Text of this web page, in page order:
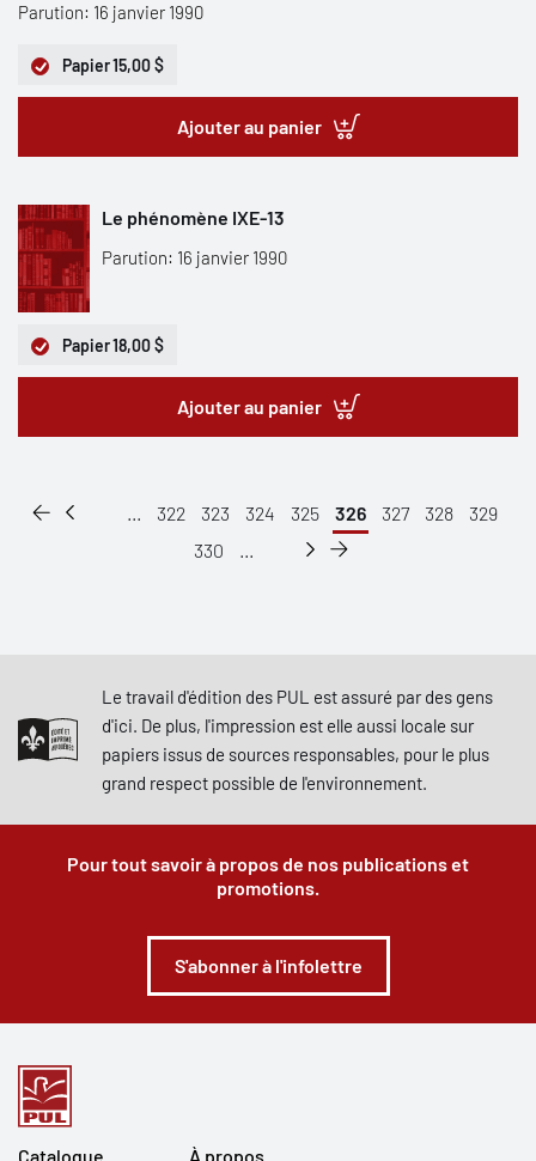
Parution: 16 janvier 1990
Papier15,00 $
Ajouter au panier
Le phénomène IXE-13
Parution: 16 janvier 1990
Papier18,00 $
Ajouter au panier
... 322 323 324 325 326 327 328
329
330
...
Le travail d'édition des PUL est assuré par des gens
d'ici. De plus, l'impression est elle aussi locale sur
papiers issus de sources responsables, pour le plus
grand respect possible de l'environnement.
Pour tout savoir à propos de nos publications et
promotions.
S'abonner à l'infolettre
Catalogue À propos